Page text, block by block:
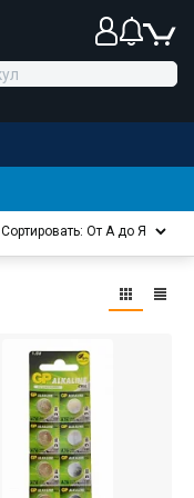
Сортировать: От А до Я